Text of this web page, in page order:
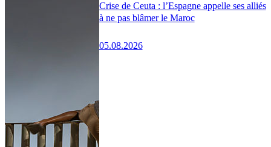
Crise de Ceuta : l’Espagne appelle ses alliés
à ne pas blâmer le Maroc
05.08.2026